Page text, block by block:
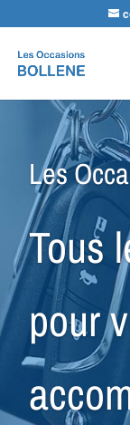
de
produits
Les
Tous
pour